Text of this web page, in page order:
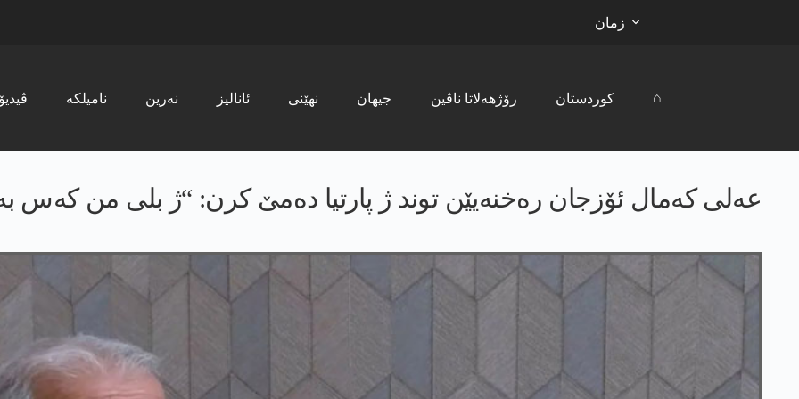
زمان
ڤیدیۆ نامیلکە نەرین ئانالیز نھێنی جیھان رۆژھەلاتا ناڤین کوردستان ⌂
عەلی کەمال ئۆزجان رەخنەیێن توند ژ پارتیا دەمێ کرن: “ژ بلی من کەس